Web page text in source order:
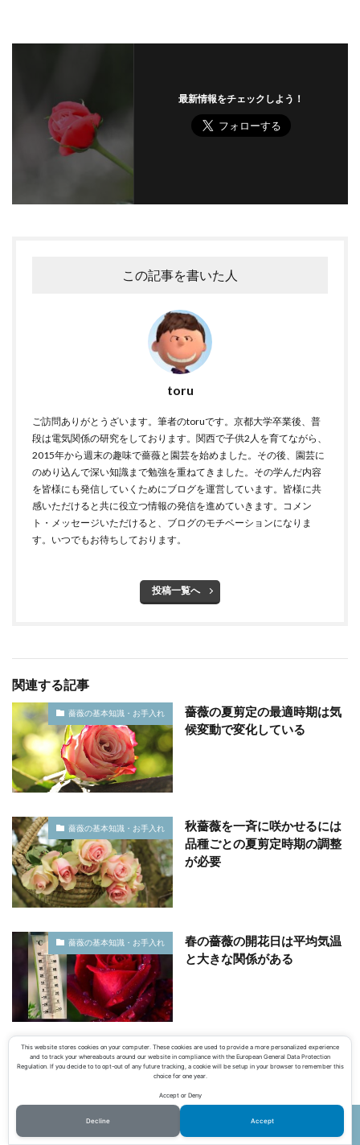
最新情報をチェックしよう！
この記事を書いた人
toru
ご訪問ありがとうざいます。筆者のtoruです。京都大学卒業後、普
段は電気関係の研究をしております。関西で子供2人を育てながら、
2015年から週末の趣味で薔薇と園芸を始めました。その後、園芸に
のめり込んで深い知識まで勉強を重ねてきました。その学んだ内容
を皆様にも発信していくためにブログを運営しています。皆様に共
感いただけると共に役立つ情報の発信を進めていきます。コメン
ト・メッセージいただけると、ブログのモチベーションになりま
す。いつでもお待ちしております。
投稿一覧へ
関連する記事
薔薇の基本知識・お手入れ
薔薇の夏剪定の最適時期は気
候変動で変化している
薔薇の基本知識・お手入れ
秋薔薇を一斉に咲かせるには
品種ごとの夏剪定時期の調整
が必要
薔薇の基本知識・お手入れ
春の薔薇の開花日は平均気温
と大きな関係がある
薔薇の基本知識・お手入れ
【秋の薔薇】花後のお勧めの
剪定法を御紹介
メニュー
This website stores cookies on your computer. These cookies are used to provide a more personalized experience
and to track your whereabouts around our website in compliance with the European General Data Protection
Regulation. If you decide to to opt-out of any future tracking, a cookie will be setup in your browser to remember this
choice for one year.
Accept or Deny
Decline Accept